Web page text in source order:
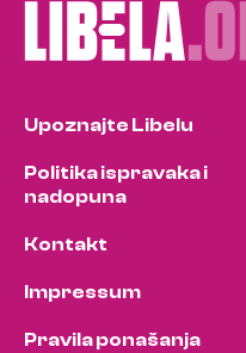
Upoznajte Libelu
Politika ispravaka i
nadopuna
Kontakt
Impressum
Pravila ponašanja